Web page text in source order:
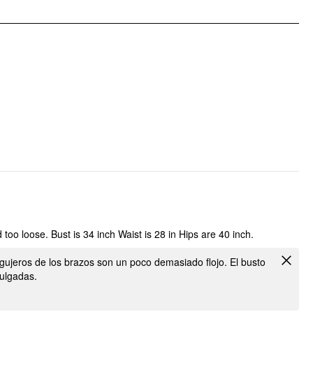
loose. Bust is 34 inch Waist is 28 in Hips are 40 inch.
de los brazos son un poco demasiado flojo. El busto